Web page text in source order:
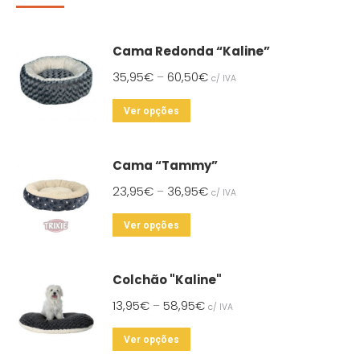
Cama Redonda “Kaline”
35,95€ – 60,50€ c/ IVA
Ver opções
multiple
variants.
The
options
be
chosen
on
the
Cama “Tammy”
23,95€ – 36,95€ c/ IVA
Ver opções
multiple
variants.
The
options
Colchão "Kaline"
13,95€ – 58,95€ c/ IVA
Ver opções